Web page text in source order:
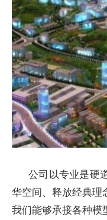
公司以专业是硬
华空间、释放经典理
我们能够承接各种模